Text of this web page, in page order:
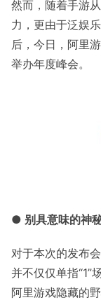
然而，随着手游
力，更由于泛娱
后，今日，阿里
举办年度峰会。
● 别具意味的神
对于本次的发布
并不仅仅单指“1”
阿里游戏隐藏的野